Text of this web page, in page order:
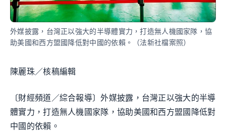
外媒披露，台灣正以強大的半導體實力，打造無人機國家隊，協
助美國和西方盟國降低對中國的依賴。（法新社檔案照）
陳麗珠／核稿編輯
〔財經頻道／綜合報導〕外媒披露，台灣正以強大的半導
體實力，打造無人機國家隊，協助美國和西方盟國降低對
中國的依賴。